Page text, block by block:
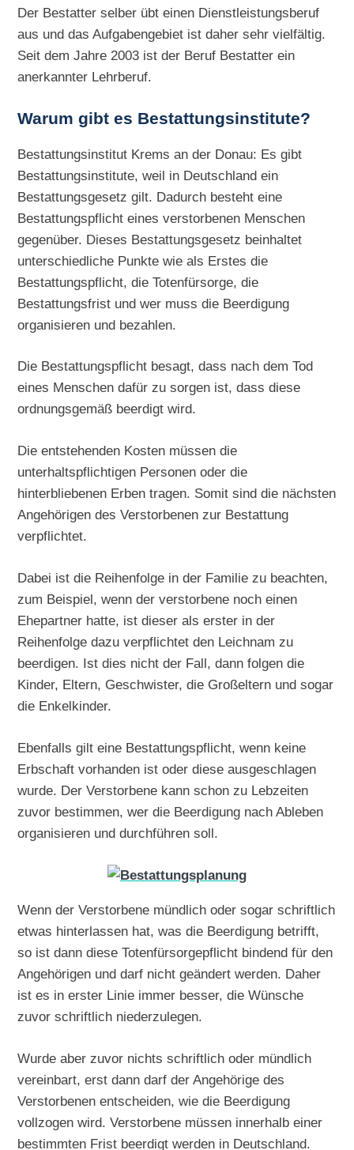
Der Bestatter selber übt einen Dienstleistungsberuf
aus und das Aufgabengebiet ist daher sehr vielfältig.
Seit dem Jahre 2003 ist der Beruf Bestatter ein
anerkannter Lehrberuf.
Warum gibt es Bestattungsinstitute?
Bestattungsinstitut Krems an der Donau: Es gibt
Bestattungsinstitute, weil in Deutschland ein
Bestattungsgesetz gilt. Dadurch besteht eine
Bestattungspflicht eines verstorbenen Menschen
gegenüber. Dieses Bestattungsgesetz beinhaltet
unterschiedliche Punkte wie als Erstes die
Bestattungspflicht, die Totenfürsorge, die
Bestattungsfrist und wer muss die Beerdigung
organisieren und bezahlen.
Die Bestattungspflicht besagt, dass nach dem Tod
eines Menschen dafür zu sorgen ist, dass diese
ordnungsgemäß beerdigt wird.
Die entstehenden Kosten müssen die
unterhaltspflichtigen Personen oder die
hinterbliebenen Erben tragen. Somit sind die nächsten
Angehörigen des Verstorbenen zur Bestattung
verpflichtet.
Dabei ist die Reihenfolge in der Familie zu beachten,
zum Beispiel, wenn der verstorbene noch einen
Ehepartner hatte, ist dieser als erster in der
Reihenfolge dazu verpflichtet den Leichnam zu
beerdigen. Ist dies nicht der Fall, dann folgen die
Kinder, Eltern, Geschwister, die Großeltern und sogar
die Enkelkinder.
Ebenfalls gilt eine Bestattungspflicht, wenn keine
Erbschaft vorhanden ist oder diese ausgeschlagen
wurde. Der Verstorbene kann schon zu Lebzeiten
zuvor bestimmen, wer die Beerdigung nach Ableben
organisieren und durchführen soll.
Wenn der Verstorbene mündlich oder sogar schriftlich
etwas hinterlassen hat, was die Beerdigung betrifft,
so ist dann diese Totenfürsorgepflicht bindend für den
Angehörigen und darf nicht geändert werden. Daher
ist es in erster Linie immer besser, die Wünsche
zuvor schriftlich niederzulegen.
Wurde aber zuvor nichts schriftlich oder mündlich
vereinbart, erst dann darf der Angehörige des
Verstorbenen entscheiden, wie die Beerdigung
vollzogen wird. Verstorbene müssen innerhalb einer
bestimmten Frist beerdigt werden in Deutschland.